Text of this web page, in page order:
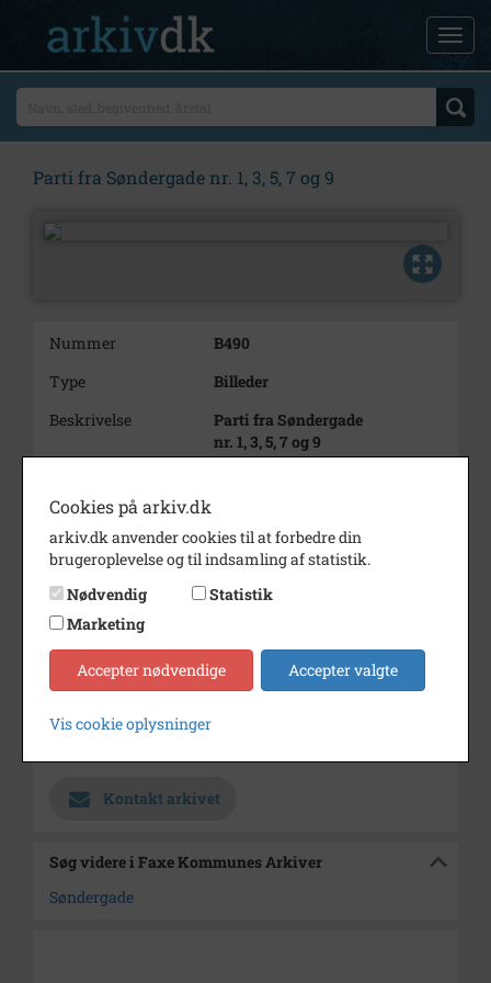
Parti fra Søndergade nr. 1, 3, 5, 7 og 9
Nummer
B490
Type
Billeder
Beskrivelse
Parti fra Søndergade
nr. 1, 3, 5, 7 og 9
Periode
Dateringsnote
u.år
Fotograf
Ukendt
Se på kort
Type
Sogn (1000-2050)
Kontakt arkivet
Søg videre i Faxe Kommunes Arkiver
Søndergade
Cookies på arkiv.dk
arkiv.dk anvender cookies til at forbedre din
brugeroplevelse og til indsamling af statistik.
Nødvendig
Statistik
Marketing
Accepter nødvendige Accepter valgte
Vis cookie oplysninger